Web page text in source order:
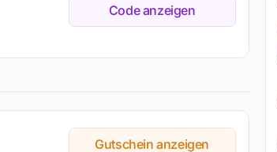
Code anzeigen
Gutschein anzeigen